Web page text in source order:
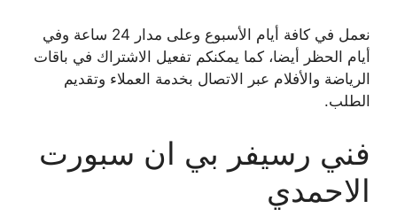
نعمل في كافة أيام الأسبوع وعلى مدار 24 ساعة وفي
أيام الحظر أيضا، كما يمكنكم تفعيل الاشتراك في باقات
الرياضة والأفلام عبر الاتصال بخدمة العملاء وتقديم
الطلب.
فني رسيفر بي ان سبورت
الاحمدي